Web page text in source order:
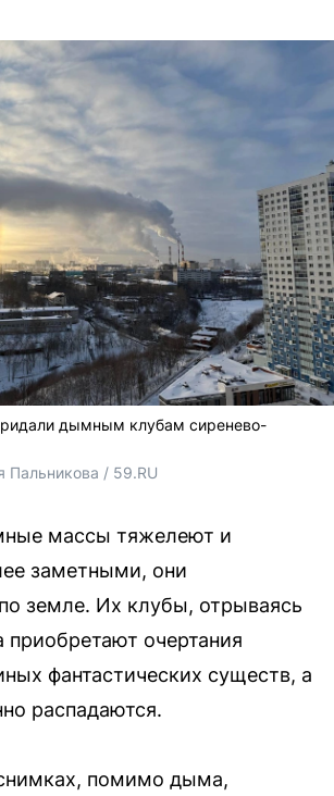
дымным клубам сиренево-
Пальникова / 59.RU
массы тяжелеют и
заметными, они
земле. Их клубы, отрываясь
приобретают очертания
фантастических существ, а
распадаются.
помимо дыма,